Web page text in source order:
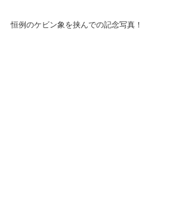
恒例のケビン象を挟んでの記念写真！